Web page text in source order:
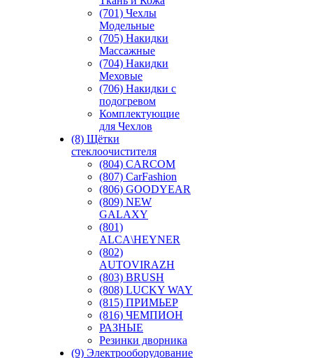
(701) Чехлы
Модельные
(705) Накидки
Массажные
(704) Накидки
Меховые
(706) Накидки с
подогревом
Комплектующие
для Чехлов
(8) Щётки
стеклоочистителя
(804) CARCOM
(807) CarFashion
(806) GOODYEAR
(809) NEW
GALAXY
(801)
ALCA\HEYNER
(802)
AUTOVIRAZH
(803) BRUSH
(808) LUCKY WAY
(815) ПРИМЬЕР
(816) ЧЕМПИОН
РАЗНЫЕ
Резинки дворника
(9) Электрооборудование